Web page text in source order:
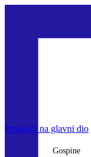
Preskoči na glavni dio
Gospine